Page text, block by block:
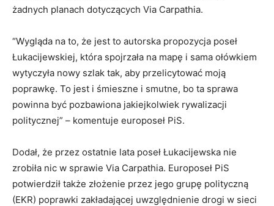
żadnych planach dotyczących Via Carpathia.
“Wygląda na to, że jest to autorska propozycja poseł
Łukacijewskiej, która spojrzała na mapę i sama ołówkiem
wytyczyła nowy szlak tak, aby przelicytować moją
poprawkę. To jest i śmieszne i smutne, bo ta sprawa
powinna być pozbawiona jakiejkolwiek rywalizacji
politycznej” – komentuje europoseł PiS.
Dodał, że przez ostatnie lata poseł Łukacijewska nie
zrobiła nic w sprawie Via Carpathia. Europoseł PiS
potwierdził także złożenie przez jego grupę polityczną
(EKR) poprawki zakładającej uwzględnienie drogi w sieci